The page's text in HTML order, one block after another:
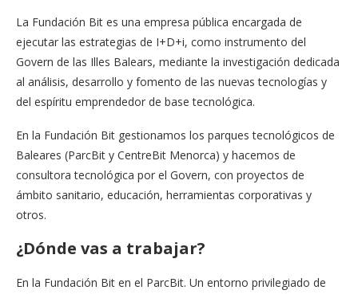
La Fundación Bit es una empresa pública encargada de
ejecutar las estrategias de I+D+i, como instrumento del
Govern de las Illes Balears, mediante la investigación dedicada
al análisis, desarrollo y fomento de las nuevas tecnologías y
del espíritu emprendedor de base tecnológica.
En la Fundación Bit gestionamos los parques tecnológicos de
Baleares (ParcBit y CentreBit Menorca) y hacemos de
consultora tecnológica por el Govern, con proyectos de
ámbito sanitario, educación, herramientas corporativas y
otros.
¿Dónde vas a trabajar?
En la Fundación Bit en el ParcBit. Un entorno privilegiado de